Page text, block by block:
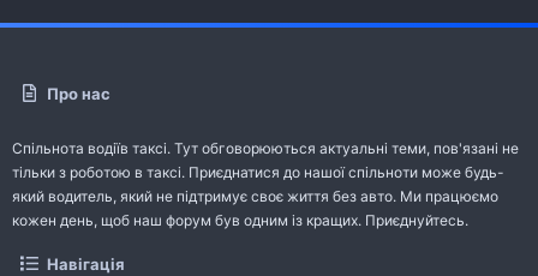
Про нас
Спільнота водіїв таксі. Тут обговорюються актуальні теми, пов'язані не
тільки з роботою в таксі. Приєднатися до нашої спільноти може будь-
який водитель, який не підтримує своє життя без авто. Ми працюємо
кожен день, щоб наш форум був одним із кращих. Приєднуйтесь.
Навігація